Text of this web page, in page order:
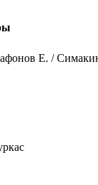
Е. /